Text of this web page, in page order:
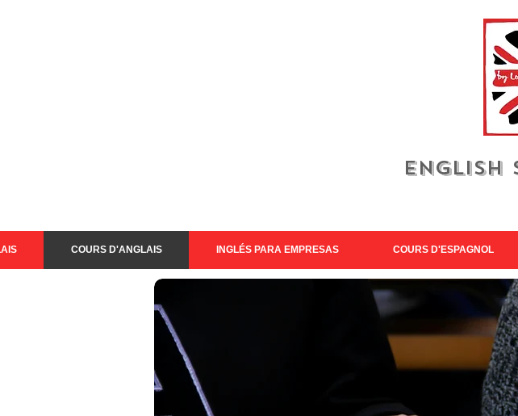
english
COURS D'ANGLAIS INGLÉS PARA EMPRESAS COURS D'ESPAGNOL